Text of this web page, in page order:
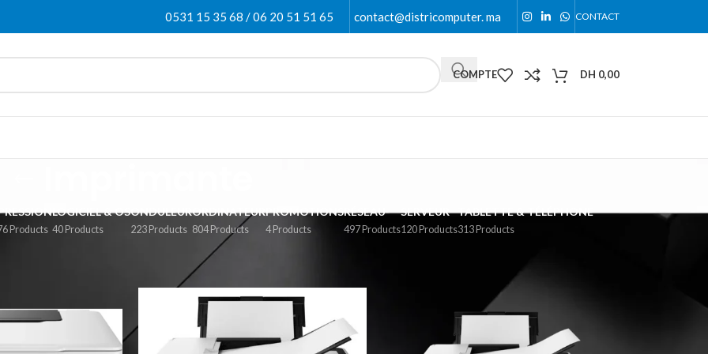
0531 15 35 68 / 06 20 51 51 65 contact@districomputer. ma CONTACT
COMPTE DH 0,00
Products
LOGICIEL & OS
40 Products
ONDULEUR
223 Products
ORDINATEUR
804 Products
PROMOTIONS
4 Products
RÉSEAU
497 Products
SERVEUR
120 Products
TABLETTE & TÉLÉPHONE
313 Products